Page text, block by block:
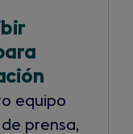
equipo
prensa,